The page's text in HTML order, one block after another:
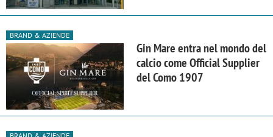
BRAND & AZIENDE
Gin Mare entra nel mondo del
calcio come Official Supplier
del Como 1907